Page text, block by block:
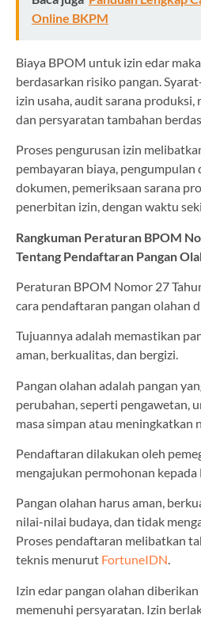
Online BKPM
Biaya BPOM untuk izin edar
berdasarkan risiko pangan.
izin usaha, audit sarana produksi,
dan persyaratan tambahan
Proses pengurusan izin
pembayaran biaya, pengumpulan
dokumen, pemeriksaan sarana
penerbitan izin, dengan waktu
Rangkuman Peraturan BPOM
Tentang Pendaftaran Pangan
Peraturan BPOM Nomor 27
cara pendaftaran pangan olahan
Tujuannya adalah memastikan
aman, berkualitas, dan bergizi.
Pangan olahan adalah pangan
perubahan, seperti pengawetan,
masa simpan atau meningkatkan
Pendaftaran dilakukan oleh
mengajukan permohonan kepada
Pangan olahan harus aman,
nilai-nilai budaya, dan tidak
Proses pendaftaran melibatkan
teknis menurut FortuneIDN.
Izin edar pangan olahan
memenuhi persyaratan. Izin